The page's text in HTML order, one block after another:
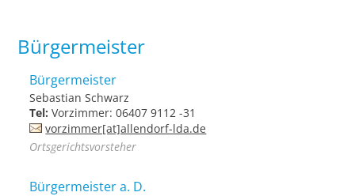
Bürgermeister
Bürgermeister
Sebastian Schwarz
Tel: Vorzimmer: 06407 9112 -31
vorzimmer[at]allendorf-lda.de
Ortsgerichtsvorsteher
Bürgermeister a. D.